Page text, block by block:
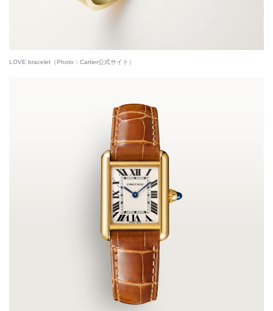
LOVE bracelet（Photo：Cartier公式サイト）